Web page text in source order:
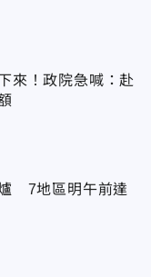
來！政院急喊：赴
7地區明午前達